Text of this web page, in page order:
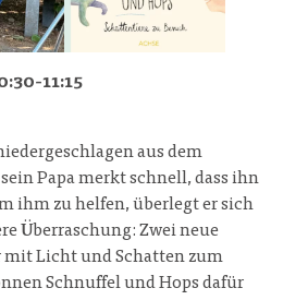
11:15
aus dem
Papa merkt schnell, dass ihn
ihm zu helfen, überlegt er sich
Überraschung: Zwei neue
mit Licht und Schatten zum
Schnuffel und Hops dafür